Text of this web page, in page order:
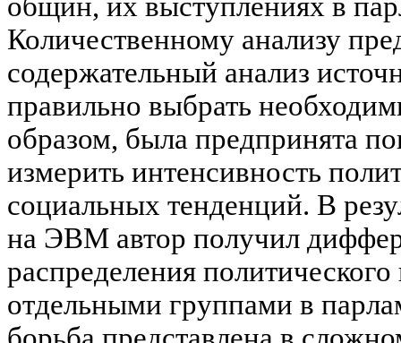
Количественному анализу
содержательный анализ
правильно выбрать
образом, была предпринята
измерить интенсивность
социальных тенденций. В
на ЭВМ автор получил
распределения
отдельными группами в